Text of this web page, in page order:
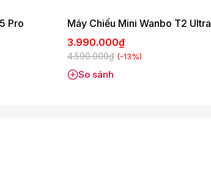
Pro
Máy Chiếu Mini Wanbo T2 Ultra
3.990.000₫
4.590.000₫ (-13%)
So sánh